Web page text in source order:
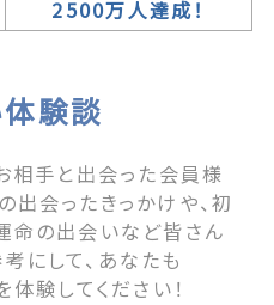
2500万人達成！
験談
相手と出会った会員様
会ったきっかけや、初
命の出会いなど皆さん
にして、あなたも
験してください！